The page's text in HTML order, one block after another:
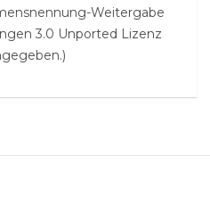
Weitergabe
3.0 Unported Lizenz